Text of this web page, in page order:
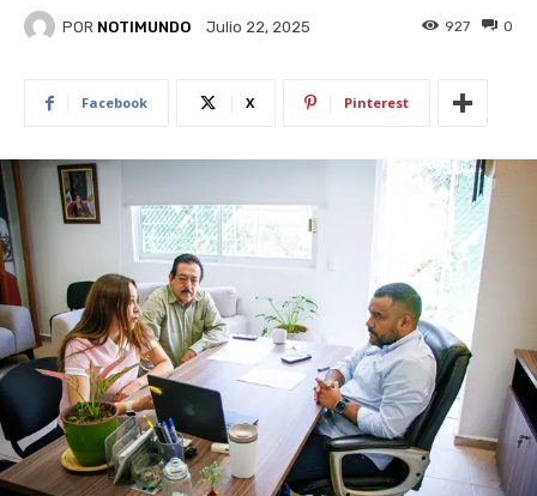
POR NOTIMUNDO Julio 22, 2025 0
927
Facebook X Pinterest